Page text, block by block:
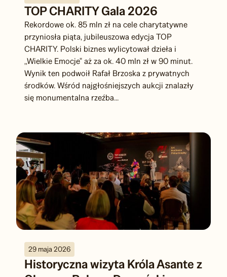
1 czerwca 2026
TOP CHARITY Gala 2026
Rekordowe ok. 85 mln zł na cele charytatywne
przyniosła piąta, jubileuszowa edycja TOP
CHARITY. Polski biznes wylicytował dzieła i
,,Wielkie Emocje" aż za ok. 40 mln zł w 90 minut.
Wynik ten podwoił Rafał Brzoska z prywatnych
29 maja 2026